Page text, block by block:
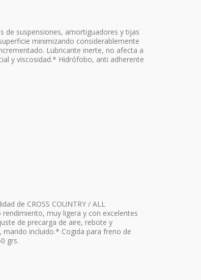
de suspensiones, amortiguadores y tijas
minimizando considerablemente
Lubricante inerte, no afecta a
y viscosidad.* Hidrófobo, anti adherente
de CROSS COUNTRY / ALL
muy ligera y con excelentes
de precarga de aire, rebote y
incluido.* Cogida para freno de
grs.